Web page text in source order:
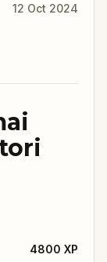
12 Oct 2024
4800 XP